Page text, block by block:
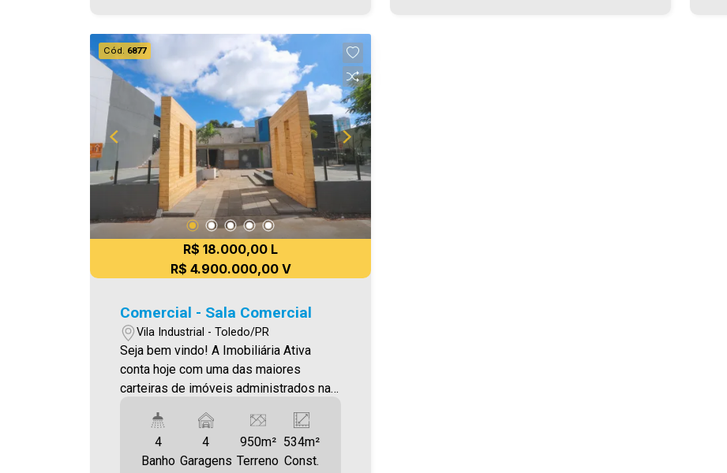
Jardim Coopagro. O Imóvel conta com:
14 Aptos: - Suíte, Garagem, lavanderia,
Guarita Área construída 856,38m² Área
de terreno 1.565,57m² Aproveite essa
oportunidade! A hora de encontrar o seu
novo lar É AGORA! Imobiliária Ativa,
sinta-se em casa!
Cód. 6877
R$ 18.000,00 L
R$ 4.900.000,00 V
Comercial - Sala Comercial
Vila Industrial - Toledo/PR
Seja bem vindo! A Imobiliária Ativa
conta hoje com uma das maiores
carteiras de imóveis administrados na
venda. Confira mais uma de nossas
opções! Sala Comercial Localizada na
Vila Industrial. Aproveite essa
4
Banho
4
Garagens
950m²
Terreno
534m²
Const.